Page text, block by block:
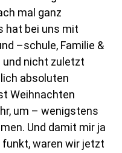
mal ganz
hat bei uns mit
–schule, Familie &
und nicht zuletzt
absoluten
Weihnachten
um – wenigstens
Und damit mir ja
funkt, waren wir jetzt